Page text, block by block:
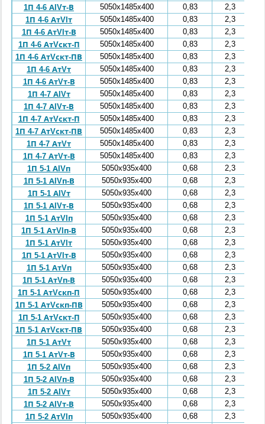
1П 4-6 АIVт-В
5050x1485x400 0,83
2,3
1П 4-6 АтVIт
5050x1485x400 0,83
2,3
1П 4-6 АтVIт-В
5050x1485x400 0,83
2,3
1П 4-6 АтVскт-П
5050x1485x400 0,83
2,3
1П 4-6 АтVскт-ПВ
5050x1485x400 0,83
2,3
1П 4-6 АтVт
5050x1485x400 0,83
2,3
1П 4-6 АтVт-В
5050x1485x400 0,83
2,3
1П 4-7 АIVт
5050x1485x400 0,83
2,3
1П 4-7 АIVт-В
5050x1485x400 0,83
2,3
1П 4-7 АтVскт-П
5050x1485x400 0,83
2,3
1П 4-7 АтVскт-ПВ
5050x1485x400 0,83
2,3
1П 4-7 АтVт
5050x1485x400 0,83
2,3
1П 4-7 АтVт-В
5050x1485x400 0,83
2,3
1П 5-1 АIVп
5050x935x400 0,68
2,3
1П 5-1 АIVп-В
5050x935x400 0,68
2,3
1П 5-1 АIVт
5050x935x400 0,68
2,3
1П 5-1 АIVт-В
5050x935x400 0,68
2,3
1П 5-1 АтVIп
5050x935x400 0,68
2,3
1П 5-1 АтVIп-В
5050x935x400 0,68
2,3
1П 5-1 АтVIт
5050x935x400 0,68
2,3
1П 5-1 АтVIт-В
5050x935x400 0,68
2,3
1П 5-1 АтVп
5050x935x400 0,68
2,3
1П 5-1 АтVп-В
5050x935x400 0,68
2,3
1П 5-1 АтVскп-П
5050x935x400 0,68
2,3
1П 5-1 АтVскп-ПВ
5050x935x400 0,68
2,3
1П 5-1 АтVскт-П
5050x935x400 0,68
2,3
1П 5-1 АтVскт-ПВ
5050x935x400 0,68
2,3
1П 5-1 АтVт
5050x935x400 0,68
2,3
1П 5-1 АтVт-В
5050x935x400 0,68
2,3
1П 5-2 АIVп
5050x935x400 0,68
2,3
1П 5-2 АIVп-В
5050x935x400 0,68
2,3
1П 5-2 АIVт
5050x935x400 0,68
2,3
1П 5-2 АIVт-В
5050x935x400 0,68
2,3
1П 5-2 АтVIп
5050x935x400 0,68
2,3